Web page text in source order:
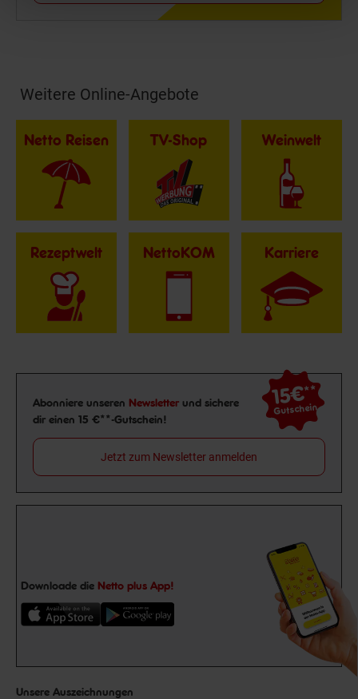
Fußzeile
Weitere Online-Angebote
Netto Reisen TV-Shop Weinwelt
Rezeptwelt NettoKOM Karriere
Newsletter Anmeldung
Abonniere unseren Newsletter und sichere
dir einen 15 €**-Gutschein!
15€**
Gutschein
Jetzt zum Newsletter anmelden
Downloade die Netto plus App!
Unsere Auszeichnungen